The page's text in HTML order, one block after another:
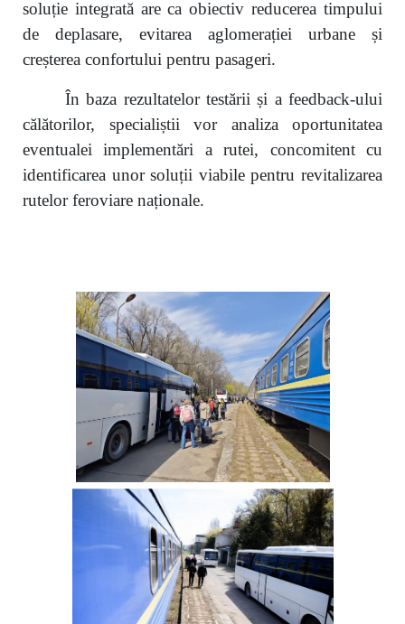
soluție integrată are ca obiectiv reducerea timpului
de deplasare, evitarea aglomerației urbane și
creșterea confortului pentru pasageri.
În baza rezultatelor testării și a feedback-ului
călătorilor, specialiștii vor analiza oportunitatea
eventualei implementări a rutei, concomitent cu
identificarea unor soluții viabile pentru revitalizarea
rutelor feroviare naționale.